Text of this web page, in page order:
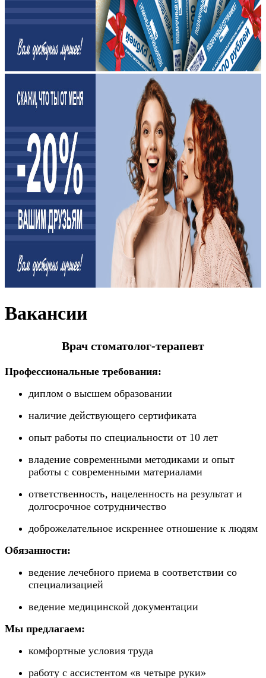
Вакансии
Врач стоматолог-терапевт
Профессиональные требования:
диплом о высшем образовании
наличие действующего сертификата
опыт работы по специальности от 10 лет
владение современными методиками и опыт
работы с современными материалами
ответственность‚ нацеленность на результат и
долгосрочное сотрудничество
доброжелательное искреннее отношение к людям
Обязанности:
ведение лечебного приема в соответствии со
специализацией
ведение медицинской документации
Мы предлагаем:
комфортные условия труда
работу с ассистентом «в четыре руки»